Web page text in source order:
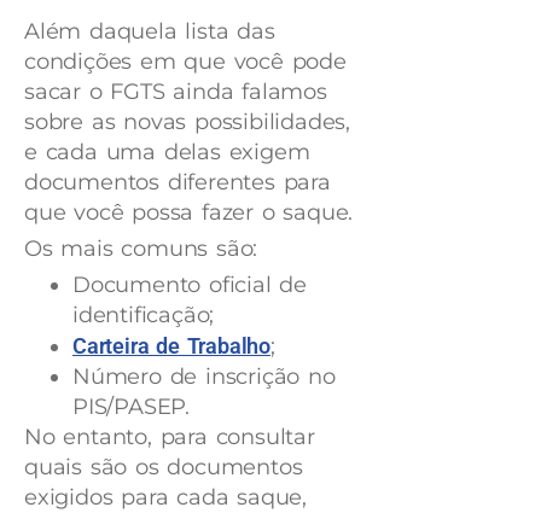
Além daquela lista das
condições em que você pode
sacar o FGTS ainda falamos
sobre as novas possibilidades,
e cada uma delas exigem
documentos diferentes para
que você possa fazer o saque.
Os mais comuns são:
Documento oficial de
identificação;
Carteira de Trabalho;
Número de inscrição no
PIS/PASEP​.
No entanto, para consultar
quais são os documentos
exigidos para cada saque,